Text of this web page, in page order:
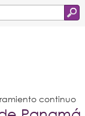
continuo